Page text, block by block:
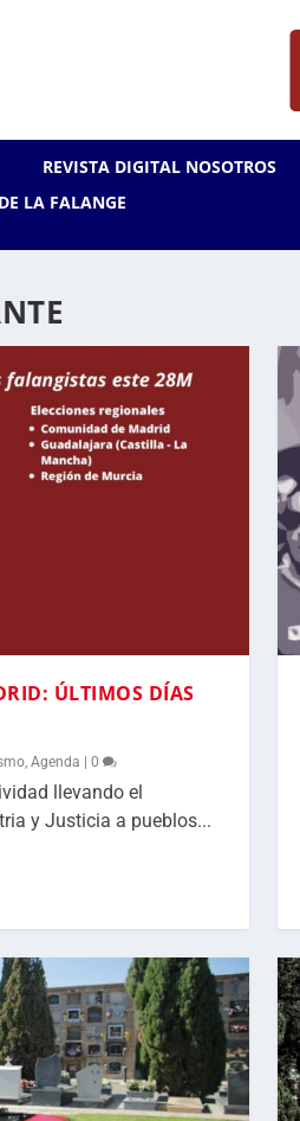
REVISTA DIGITAL NOSOTROS
LA FALANGE
ÚLTIMOS DÍAS
,Agenda |0
llevando el
y Justicia a pueblos...